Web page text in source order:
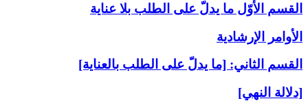
القسم الأوّل ما يدلّ على الطلب بلا عناية
الأوامر الإرشادية
القسم الثاني: [ما يدلّ على الطلب بالعناية]
[دلالة النهي]